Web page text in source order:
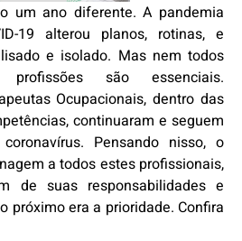
um ano diferente. A pandemia
19 alterou planos, rotinas, e
e isolado. Mas nem todos
profissões são essenciais.
Ocupacionais, dentro das
continuaram e seguem
Pensando nisso, o
a todos estes profissionais,
de suas responsabilidades e
próximo era a prioridade. Confira